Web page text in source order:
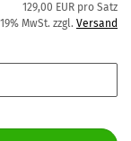
129,00 EUR pro Satz
MwSt. zzgl. Versand